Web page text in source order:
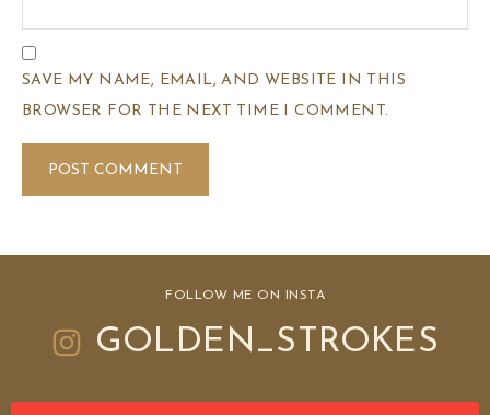
SAVE MY NAME, EMAIL, AND WEBSITE IN THIS
BROWSER FOR THE NEXT TIME I COMMENT.
FOLLOW ME ON INSTA
GOLDEN_STROKES